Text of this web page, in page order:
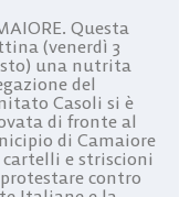
Questa
(venerdì 3
una nutrita
del
Casoli si è
di fronte al
di Camaiore
cartelli e striscioni
contro